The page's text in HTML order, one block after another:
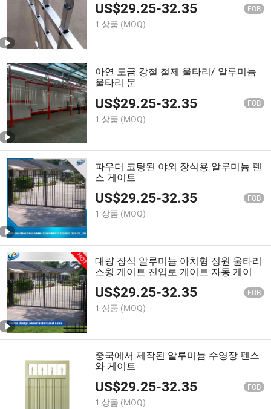
US$29.25-32.35 FOB
1 상품 (MOQ)
아연 도금 강철 철제 울타리/ 알루미늄
울타리 문
US$29.25-32.35 FOB
1 상품 (MOQ)
파우더 코팅된 야외 장식용 알루미늄 펜
스 게이트
US$29.25-32.35 FOB
1 상품 (MOQ)
대량 장식 알루미늄 아치형 정원 울타리
스윙 게이트 진입로 게이트 자동 게이트
슬라이딩 게이트 주택 정원 뒷마당 빌라
US$29.25-32.35 FOB
1 상품 (MOQ)
중국에서 제작된 알루미늄 수영장 펜스
와 게이트
US$29.25-32.35 FOB
1 상품 (MOQ)